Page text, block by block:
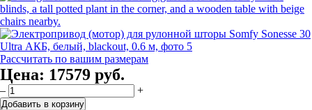
Рассчитать по вашим размерам
Цена: 17579 руб.
– +
Добавить в корзину